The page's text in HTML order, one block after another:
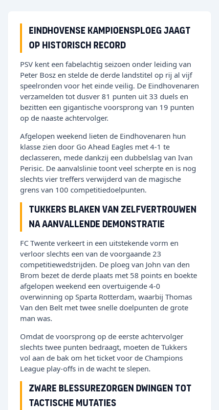
Eindhovense kampioensploeg jaagt
op historisch record
PSV kent een fabelachtig seizoen onder leiding van
Peter Bosz en stelde de derde landstitel op rij al vijf
speelronden voor het einde veilig. De Eindhovenaren
verzamelden tot dusver 81 punten uit 33 duels en
bezitten een gigantische voorsprong van 19 punten
op de naaste achtervolger.
Afgelopen weekend lieten de Eindhovenaren hun
klasse zien door Go Ahead Eagles met 4-1 te
declasseren, mede dankzij een dubbelslag van Ivan
Perisic. De aanvalslinie toont veel scherpte en is nog
slechts vier treffers verwijderd van de magische
grens van 100 competitiedoelpunten.
Tukkers blaken van zelfvertrouwen
na aanvallende demonstratie
FC Twente verkeert in een uitstekende vorm en
verloor slechts een van de voorgaande 23
competitiewedstrijden. De ploeg van John van den
Brom bezet de derde plaats met 58 points en boekte
afgelopen weekend een overtuigende 4-0
overwinning op Sparta Rotterdam, waarbij Thomas
Van den Belt met twee snelle doelpunten de grote
man was.
Omdat de voorsprong op de eerste achtervolger
slechts twee punten bedraagt, moeten de Tukkers
vol aan de bak om het ticket voor de Champions
League play-offs in de wacht te slepen.
Zware blessurezorgen dwingen tot
tactische mutaties